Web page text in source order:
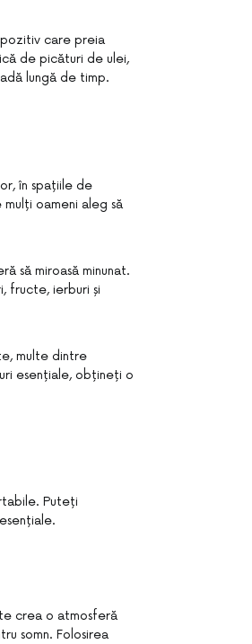
care preia
de picături de ulei,
lungă de timp.
în spațiile de
oameni aleg să
să miroasă minunat.
fructe, ierburi și
multe dintre
esențiale, obțineți o
Puteți
crea o atmosferă
somn. Folosirea